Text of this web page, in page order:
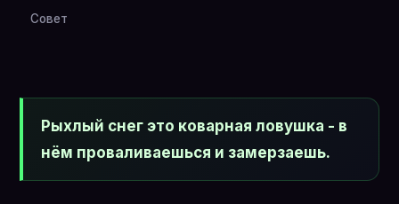
Совет
Рыхлый снег это коварная ловушка - в
нём проваливаешься и замерзаешь.